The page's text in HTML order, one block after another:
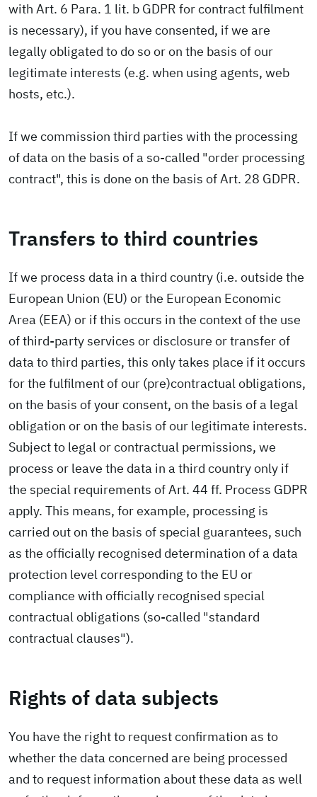
with Art. 6 Para. 1 lit. b GDPR for contract fulfilment
is necessary), if you have consented, if we are
legally obligated to do so or on the basis of our
legitimate interests (e.g. when using agents, web
hosts, etc.).
If we commission third parties with the processing
of data on the basis of a so-called "order processing
contract", this is done on the basis of Art. 28 GDPR.
Transfers to third countries
If we process data in a third country (i.e. outside the
European Union (EU) or the European Economic
Area (EEA) or if this occurs in the context of the use
of third-party services or disclosure or transfer of
data to third parties, this only takes place if it occurs
for the fulfilment of our (pre)contractual obligations,
on the basis of your consent, on the basis of a legal
obligation or on the basis of our legitimate interests.
Subject to legal or contractual permissions, we
process or leave the data in a third country only if
the special requirements of Art. 44 ff. Process GDPR
apply. This means, for example, processing is
carried out on the basis of special guarantees, such
as the officially recognised determination of a data
protection level corresponding to the EU or
compliance with officially recognised special
contractual obligations (so-called "standard
contractual clauses").
Rights of data subjects
You have the right to request confirmation as to
whether the data concerned are being processed
and to request information about these data as well